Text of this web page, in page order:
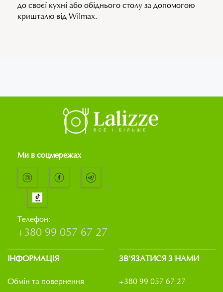
до своєї кухні або обіднього столу за допомогою
кришталю від Wilmax.
Ми в соцмережах
Телефон:
+380 99 057 67 27
ІНФОРМАЦІЯ
Обмін та повернення
ЗВ’ЯЗАТИСЯ З НАМИ
+380 99 057 67 27